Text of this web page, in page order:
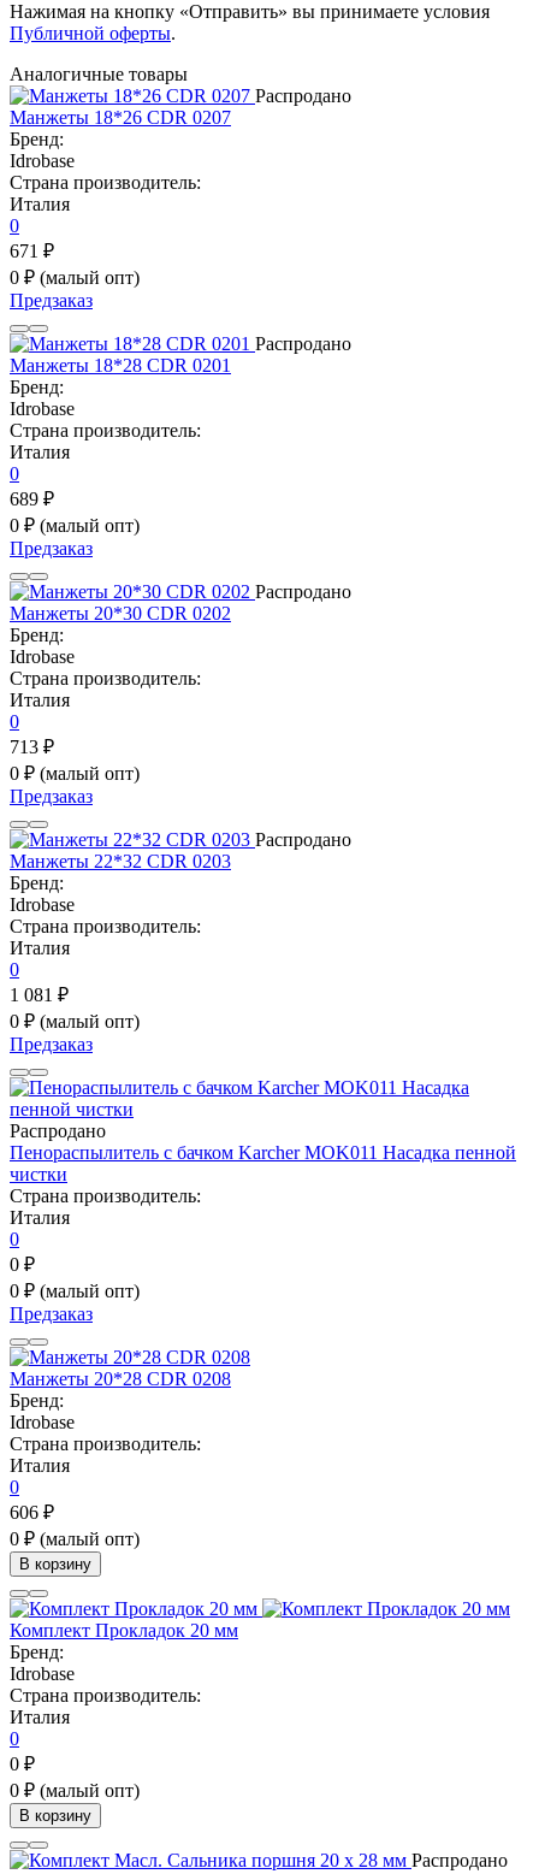
Нажимая на кнопку «Отправить» вы принимаете условия
Публичной оферты.
Аналогичные товары
Распродано
Манжеты 18*26 CDR 0207
Бренд:
Idrobase
Страна производитель:
Италия
0
671 ₽
0 ₽ (малый опт)
Предзаказ
Распродано
Манжеты 18*28 CDR 0201
Бренд:
Idrobase
Страна производитель:
Италия
0
689 ₽
0 ₽ (малый опт)
Предзаказ
Распродано
Манжеты 20*30 CDR 0202
Бренд:
Idrobase
Страна производитель:
Италия
0
713 ₽
0 ₽ (малый опт)
Предзаказ
Распродано
Манжеты 22*32 CDR 0203
Бренд:
Idrobase
Страна производитель:
Италия
0
1 081 ₽
0 ₽ (малый опт)
Предзаказ
Распродано
Пенораспылитель с бачком Karcher MOK011 Насадка пенной
чистки
Страна производитель:
Италия
0
0 ₽
0 ₽ (малый опт)
Предзаказ
Манжеты 20*28 CDR 0208
Бренд:
Idrobase
Страна производитель:
Италия
0
606 ₽
0 ₽ (малый опт)
В корзину
Комплект Прокладок 20 мм
Бренд:
Idrobase
Страна производитель:
Италия
0
0 ₽
0 ₽ (малый опт)
В корзину
Распродано